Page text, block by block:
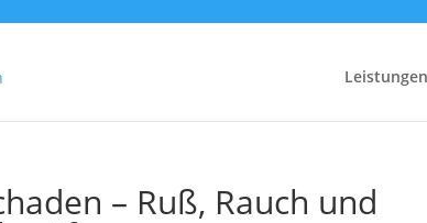
Leistungen
– Ruß, Rauch und